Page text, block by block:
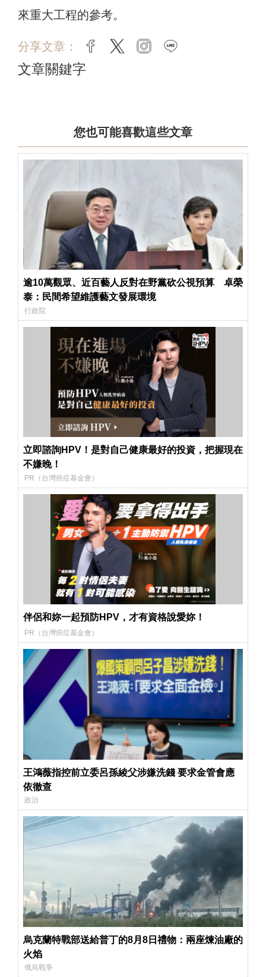
來重大工程的參考。
分享文章： facebook
twitter instagram
文章關鍵字
您也可能喜歡這些文章
逾10萬觀眾、近百藝人反對在野黨砍公視預算 卓榮
泰：民間希望維護藝文發展環境
行政院
立即諮詢HPV！是對自己健康最好的投資，把握現在
不嫌晚！
PR（台灣癌症基金會）
伴侶和妳一起預防HPV，才有資格說愛妳！
PR（台灣癌症基金會）
王鴻薇指控前立委呂孫綾父涉嫌洗錢 要求金管會應
依徹查
政治
烏克蘭特戰部送給普丁的8月8日禮物：兩座煉油廠的
火焰
俄烏戰爭